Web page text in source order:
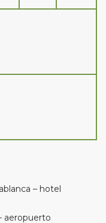
– hotel
aeropuerto